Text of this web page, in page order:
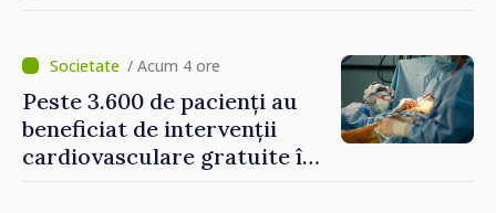
/ Acum 4 ore
Peste 3.600 de pacienți au
beneficiat de intervenții
cardiovasculare gratuite în